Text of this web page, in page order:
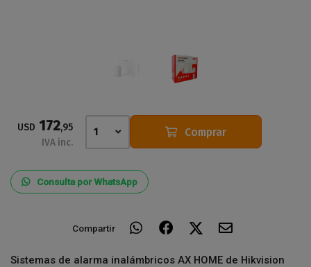
USD 172,95
IVA inc.
1 Comprar
Consulta por WhatsApp
Compartir
Sistemas de alarma inalámbricos AX HOME de Hikvision